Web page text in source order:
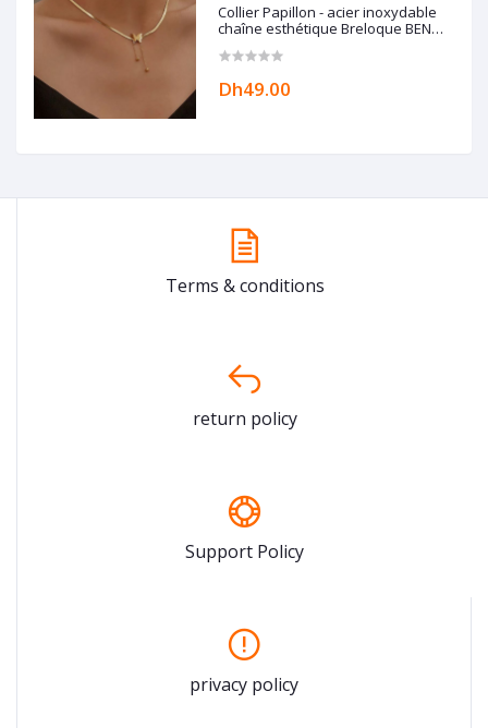
Collier Papillon - acier inoxydable
chaîne esthétique Breloque BEN
Dh49.00
Terms & conditions
return policy
Support Policy
privacy policy